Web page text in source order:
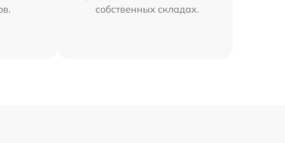
собственных складах.